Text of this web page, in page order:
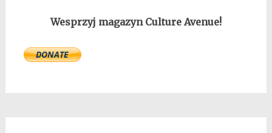
Wesprzyj magazyn Culture Avenue!